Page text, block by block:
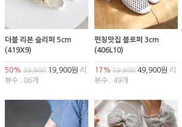
더블 리본 슬리퍼 5cm
(419X9)
50% 39,90019,900원 리
뷰수 : 86개
펀칭맛집 블로퍼 3cm
(406L10)
17% 59,90049,900원 리
뷰수 : 49개